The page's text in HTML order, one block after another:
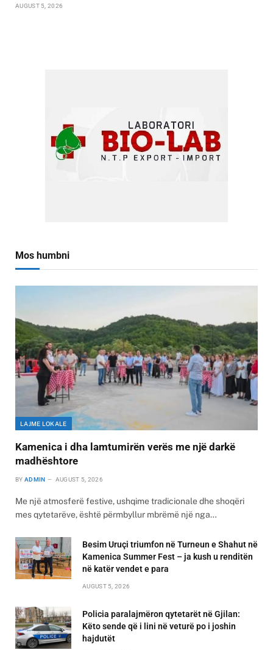
AUGUST 5, 2026
Mos humbni
LAJME LOKALE
Kamenica i dha lamtumirën verës me një darkë
madhështore
BY ADMIN AUGUST 5, 2026
Me një atmosferë festive, ushqime tradicionale dhe shoqëri
mes qytetarëve, është përmbyllur mbrëmë një nga…
Besim Uruçi triumfon në Turneun e Shahut në
Kamenica Summer Fest – ja kush u renditën
në katër vendet e para
AUGUST 5, 2026
Policia paralajmëron qytetarët në Gjilan:
Këto sende që i lini në veturë po i joshin
hajdutët